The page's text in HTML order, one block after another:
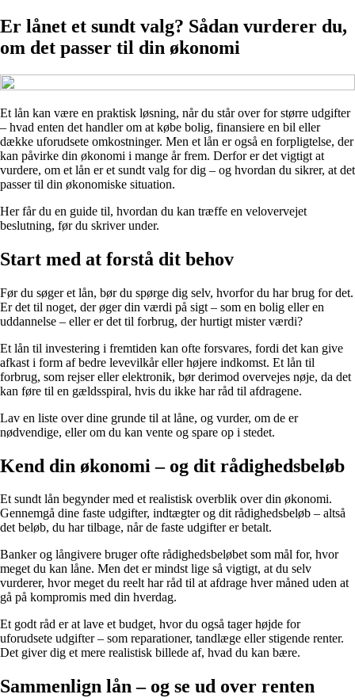
Er lånet et sundt valg? Sådan vurderer du,
om det passer til din økonomi
Et lån kan være en praktisk løsning, når du står over for større udgifter
– hvad enten det handler om at købe bolig, finansiere en bil eller
dække uforudsete omkostninger. Men et lån er også en forpligtelse, der
kan påvirke din økonomi i mange år frem. Derfor er det vigtigt at
vurdere, om et lån er et sundt valg for dig – og hvordan du sikrer, at det
passer til din økonomiske situation.
Her får du en guide til, hvordan du kan træffe en velovervejet
beslutning, før du skriver under.
Start med at forstå dit behov
Før du søger et lån, bør du spørge dig selv, hvorfor du har brug for det.
Er det til noget, der øger din værdi på sigt – som en bolig eller en
uddannelse – eller er det til forbrug, der hurtigt mister værdi?
Et lån til investering i fremtiden kan ofte forsvares, fordi det kan give
afkast i form af bedre levevilkår eller højere indkomst. Et lån til
forbrug, som rejser eller elektronik, bør derimod overvejes nøje, da det
kan føre til en gældsspiral, hvis du ikke har råd til afdragene.
Lav en liste over dine grunde til at låne, og vurder, om de er
nødvendige, eller om du kan vente og spare op i stedet.
Kend din økonomi – og dit rådighedsbeløb
Et sundt lån begynder med et realistisk overblik over din økonomi.
Gennemgå dine faste udgifter, indtægter og dit rådighedsbeløb – altså
det beløb, du har tilbage, når de faste udgifter er betalt.
Banker og långivere bruger ofte rådighedsbeløbet som mål for, hvor
meget du kan låne. Men det er mindst lige så vigtigt, at du selv
vurderer, hvor meget du reelt har råd til at afdrage hver måned uden at
gå på kompromis med din hverdag.
Et godt råd er at lave et budget, hvor du også tager højde for
uforudsete udgifter – som reparationer, tandlæge eller stigende renter.
Det giver dig et mere realistisk billede af, hvad du kan bære.
Sammenlign lån – og se ud over renten